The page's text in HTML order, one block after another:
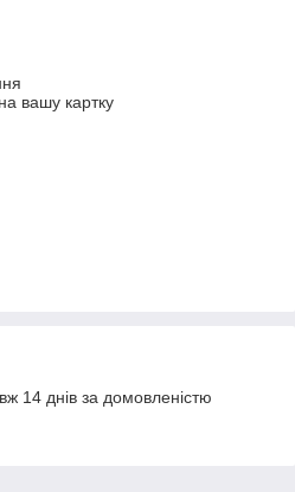
вашу картку
14 днів за домовленістю